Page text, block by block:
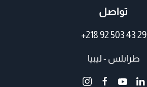
تواصل
+218 92 503 43 29
طرابلس - ليبيا